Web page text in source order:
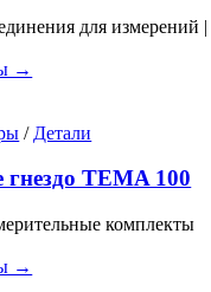
выбрать
странице
для измерений
→
Этот
имеет
несколько
вариаций.
выбрать
/ Детали
гнездо TEMA 100
комплекты
→